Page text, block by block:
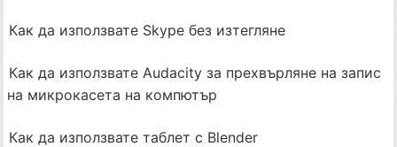
Как да използвате Skype без изтегляне
Как да използвате Audacity за прехвърляне на запис
на микрокасета на компютър
Как да използвате таблет с Blender